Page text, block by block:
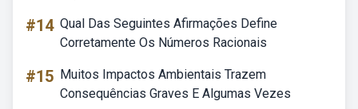
#14 Qual Das Seguintes Afirmações Define
Corretamente Os Números Racionais
#15 Muitos Impactos Ambientais Trazem
Consequências Graves E Algumas Vezes